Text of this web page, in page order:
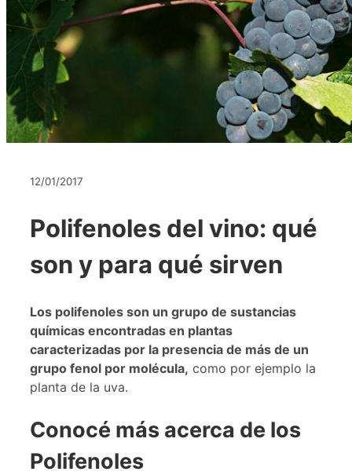
12/01/2017
Polifenoles del vino: qué
son y para qué sirven
Los polifenoles son un grupo de sustancias
químicas encontradas en plantas
caracterizadas por la presencia de más de un
grupo fenol por molécula, como por ejemplo la
planta de la uva.
Conocé más acerca de los
Polifenoles